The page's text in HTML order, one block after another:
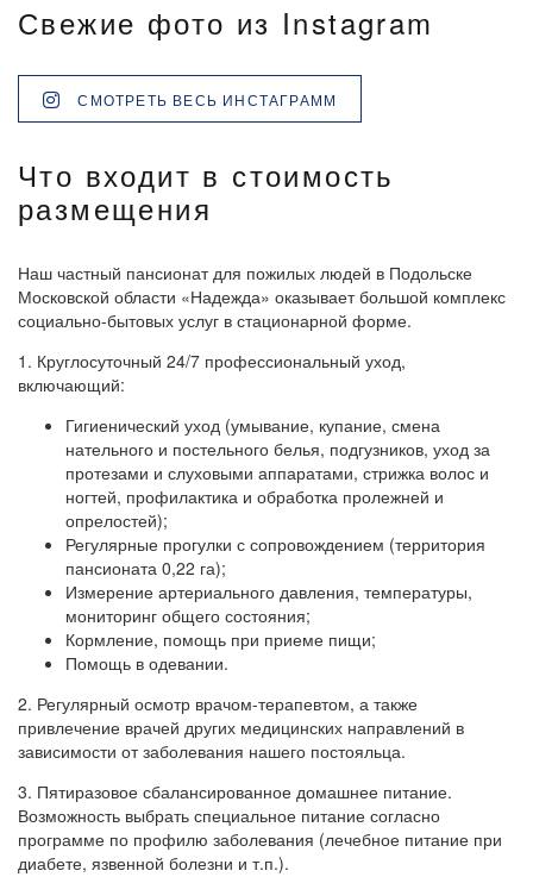
Свежие фото из Instagram
СМОТРЕТЬ ВЕСЬ ИНСТАГРАММ
Что входит в стоимость
размещения
Наш частный пансионат для пожилых людей в Подольске
Московской области «Надежда» оказывает большой комплекс
социально-бытовых услуг в стационарной форме.
1. Круглосуточный 24/7 профессиональный уход,
включающий:
Гигиенический уход (умывание, купание, смена
нательного и постельного белья, подгузников, уход за
протезами и слуховыми аппаратами, стрижка волос и
ногтей, профилактика и обработка пролежней и
опрелостей);
Регулярные прогулки с сопровождением (территория
пансионата 0,22 га);
Измерение артериального давления, температуры,
мониторинг общего состояния;
Кормление, помощь при приеме пищи;
Помощь в одевании.
2. Регулярный осмотр врачом-терапевтом, а также
привлечение врачей других медицинских направлений в
зависимости от заболевания нашего постояльца.
3. Пятиразовое сбалансированное домашнее питание.
Возможность выбрать специальное питание согласно
программе по профилю заболевания (лечебное питание при
диабете, язвенной болезни и т.п.).